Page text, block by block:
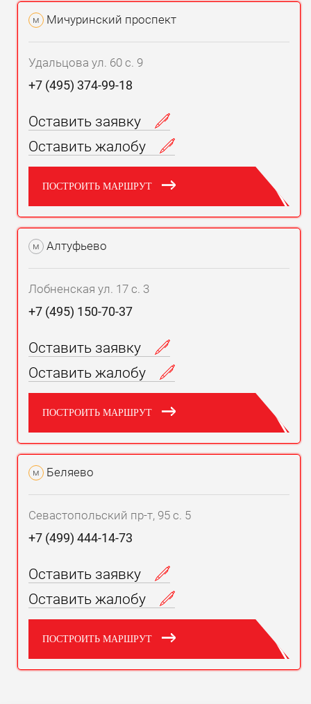
м Мичуринский проспект
Удальцова ул. 60 с. 9
+7 (495) 374-99-18
Оставить заявку
Оставить жалобу
ПОСТРОИТЬ МАРШРУТ
м Алтуфьево
Лобненская ул. 17 с. 3
+7 (495) 150-70-37
Оставить заявку
Оставить жалобу
ПОСТРОИТЬ МАРШРУТ
м Беляево
Севастопольский пр-т, 95 с. 5
+7 (499) 444-14-73
Оставить заявку
Оставить жалобу
ПОСТРОИТЬ МАРШРУТ